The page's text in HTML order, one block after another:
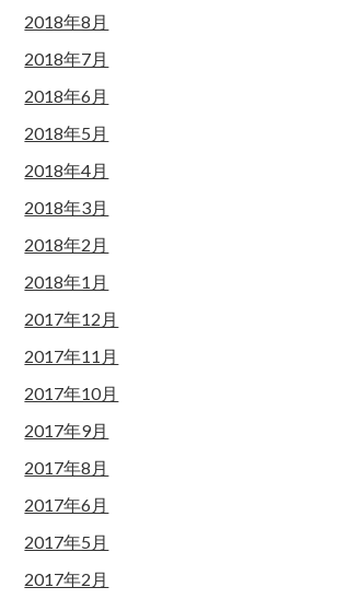
2018年8月
2018年7月
2018年6月
2018年5月
2018年4月
2018年3月
2018年2月
2018年1月
2017年12月
2017年11月
2017年10月
2017年9月
2017年8月
2017年6月
2017年5月
2017年2月